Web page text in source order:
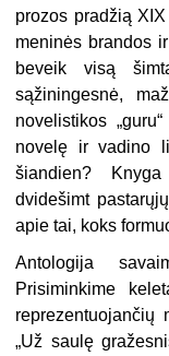
prozos pradžią
meninės brandos
beveik visą
sąžiningesnė,
novelistikos
novelę ir vadino
šiandien?
dvidešimt
apie tai, koks
Antologija
Prisiminkime
reprezentuojančių
„Už saulę